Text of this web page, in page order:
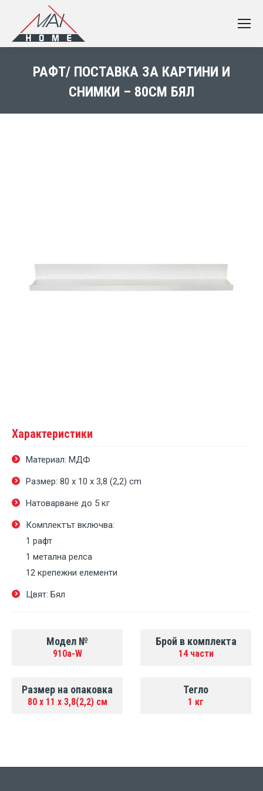
РАФТ/ ПОСТАВКА ЗА КАРТИНИ И
СНИМКИ – 80СМ БЯЛ
Характеристики
Материал: МДФ
Размер: 80 х 10 х 3,8 (2,2) cm
Натоварване до 5 кг
Комплектът включва:
1 рафт
1 метална релса
12 крепежни елементи
Цвят: Бял
Модел №
910a-W
Брой в комплекта
14 части
Размер на опаковка
80 х 11 х 3,8(2,2) см
Тегло
1 кг